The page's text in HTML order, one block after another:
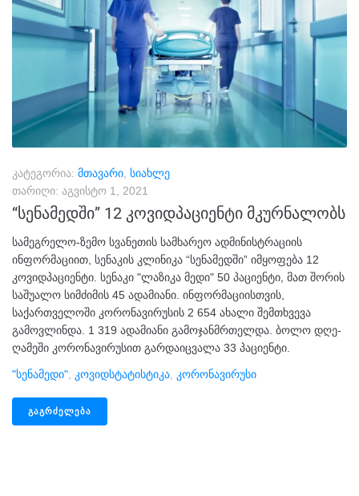
კატეგორია: მთავარი სიახლე
თარიღი: აგვისტო 1, 2021
“სენამედში” 12 კოვიდპაციენტი მკურნალობს
სამეგრელო-ზემო სვანეთის სამხარეო ადმინისტრაციის
ინფორმაციით, სენაკის კლინიკა “სენამედში” იმყოფება 12
კოვიდპაციენტი. სენაკი "ლაზიკა მედი" 50 პაციენტი, მათ შორის
საშუალო სიმძიმის 45 ადამიანი. ინფორმაციისთვის,
საქართველოში კორონავირუსის 2 654 ახალი შემთხვევა
გამოვლინდა. 1 319 ადამიანი გამოჯანმრთელდა. ბოლო დღე-
ღამეში კორონავირუსით გარდაიცვალა 33 პაციენტი.
"სენამედი" Კოვიდსტატისტიკა Კორონავირუსი
ᲒᲐᲒᲠᲫᲔᲚᲔᲑᲐ